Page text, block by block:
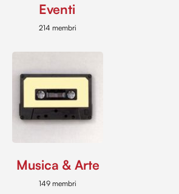
Eventi
214 membri
Musica & Arte
149 membri